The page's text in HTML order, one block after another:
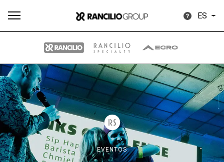
ES
EVENTOS
Todos Descargar Más